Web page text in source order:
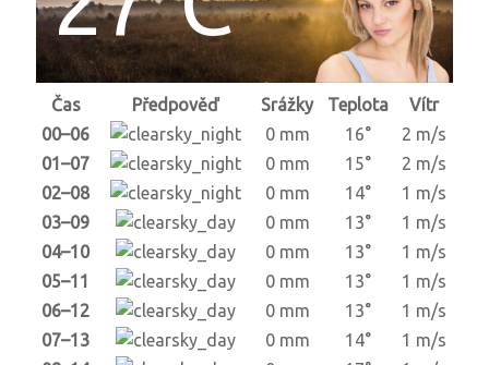
Čas Předpověď Srážky Teplota
Vítr
00–06
0 mm 16°
2 m/s
01–07
0 mm 15°
2 m/s
02–08
0 mm 14°
1 m/s
03–09
0 mm 13°
1 m/s
04–10
0 mm 13°
1 m/s
05–11
0 mm 13°
1 m/s
06–12
0 mm 13°
1 m/s
07–13
0 mm 14°
1 m/s